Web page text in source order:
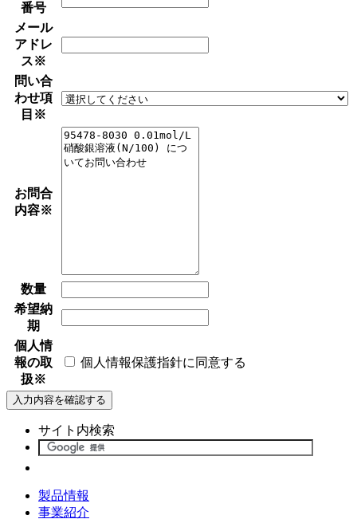
番号
メール
アドレ
ス※
問い合
わせ項
目 ※
お問合
内容※
数量
希望納
期
個人情
報の取
扱※
個人情報保護指針に同意する
サイト内検索
製品情報
事業紹介